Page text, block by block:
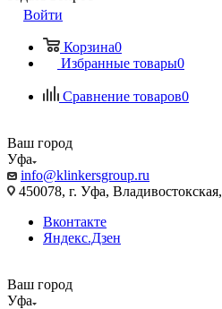
Войти
Корзина0
Избранные товары0
Сравнение товаров0
Ваш город
Уфа
info@klinkersgroup.ru
450078, г. Уфа,
Вконтакте
Яндекс.Дзен
Ваш город
Уфа